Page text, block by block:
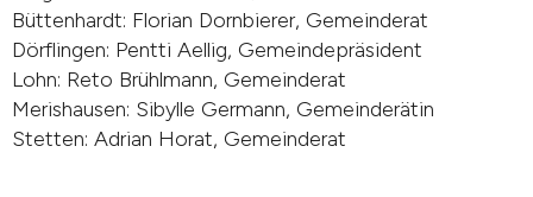
Büttenhardt: Florian Dornbierer, Gemeinderat
Dörflingen: Pentti Aellig, Gemeindepräsident
Lohn: Reto Brühlmann, Gemeinderat
Merishausen: Sibylle Germann, Gemeinderätin
Stetten: Adrian Horat, Gemeinderat